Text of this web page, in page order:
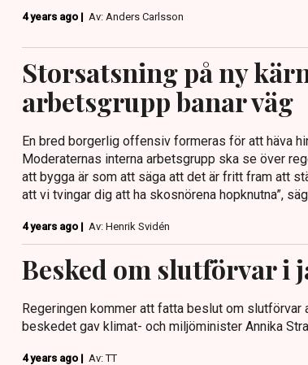
4 years ago | Av: Anders Carlsson
Storsatsning på ny
arbetsgrupp banar väg
En bred borgerlig offensiv formeras för att häva
Moderaternas interna arbetsgrupp ska se över
att bygga är som att säga att det är fritt fram att
att vi tvingar dig att ha skosnörena hopknutna”,
4 years ago | Av: Henrik Svidén
Besked om slutförvar i
Regeringen kommer att fatta beslut om slutförvar
beskedet gav klimat- och miljöminister Annika
4 years ago | Av: TT